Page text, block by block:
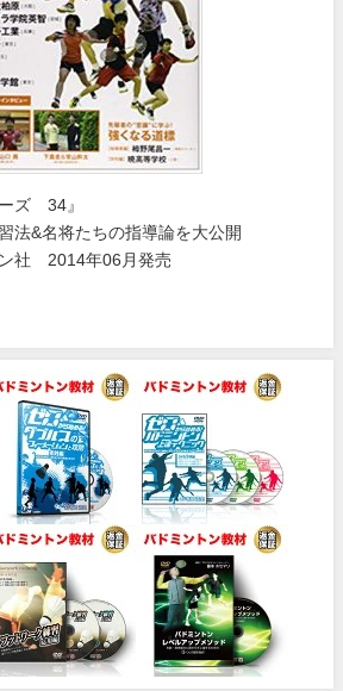
ズ 34』
法&名将たちの指導論を大公開
社 2014年06月発売